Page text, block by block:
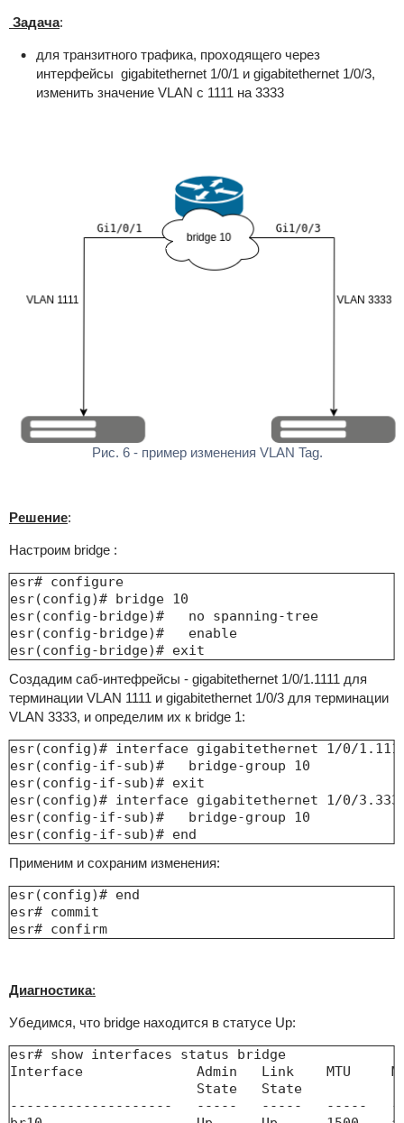
Задача:
для транзитного трафика, проходящего через
интерфейсы gigabitethernet 1/0/1 и gigabitethernet 1/0/3,
изменить значение VLAN с 1111 на 3333
Рис. 6 - пример изменения VLAN Tag.
Решение:
Настроим bridge :
esr# configure
esr(config)# bridge 10
esr(config-bridge)#   no spanning-tree
esr(config-bridge)#   enable
esr(config-bridge)# exit
Создадим саб-интефрейсы - gigabitethernet 1/0/1.1111 для
терминации VLAN 1111 и gigabitethernet 1/0/3 для терминации
VLAN 3333, и определим их к bridge 1:
esr(config)# interface gigabitethernet 1/0/
esr(config-if-sub)#   bridge-group 10
esr(config-if-sub)# exit
esr(config)# interface gigabitethernet 1/0/
esr(config-if-sub)#   bridge-group 10
esr(config-if-sub)# end
Применим и сохраним изменения:
esr(config)# end
esr# commit
esr# confirm
Диагностика:
Убедимся, что bridge находится в статусе Up:
esr# show interfaces status bridge
Interface              Admin   Link    MTU
State   State
--------------------   -----   -----   -----